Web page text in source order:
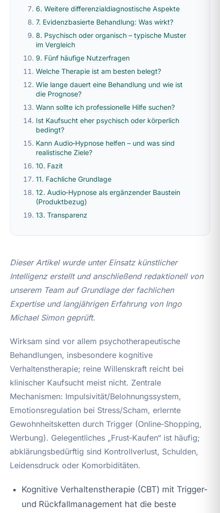
6. Weitere differenzialdiagnostische Aspekte
7. Evidenzbasierte Behandlung: Was wirkt?
8. Psychisch oder organisch – typische Muster
im Vergleich
9. Fünf häufige Nutzerfragen
Welche Therapie ist am besten belegt?
Wie lange dauert eine Behandlung und wie ist
die Prognose?
Wann sollte ich professionelle Hilfe suchen?
Ist Kaufsucht eher psychisch oder körperlich
bedingt?
Kann Audio‑Hypnose helfen – und was sind
realistische Ziele?
10. Fazit
11. Fachliche Grundlage
12. Audio‑Hypnose als ergänzender Baustein
(Produktbezug)
13. Transparenz
Dieser Artikel wurde unter Einsatz künstlicher
Intelligenz erstellt und anschließend redaktionell von
unserem Team auf Grundlage der fachlichen
Expertise und langjährigen Erfahrung von Ingo
Michael Simon geprüft.
Wirksam sind vor allem psychotherapeutische
Behandlungen, insbesondere kognitive
Verhaltenstherapie; reine Willenskraft reicht bei
klinischer Kaufsucht meist nicht. Zentrale
Mechanismen: Impulsivität/Belohnungssystem,
Emotionsregulation bei Stress/Scham, erlernte
Gewohnheitsketten durch Trigger (Online‑Shopping,
Werbung). Gelegentliches „Frust‑Kaufen“ ist häufig;
abklärungsbedürftig sind Kontrollverlust, Schulden,
Leidensdruck oder Komorbiditäten.
Kognitive Verhaltenstherapie (CBT) mit Trigger-
und Rückfallmanagement hat die beste